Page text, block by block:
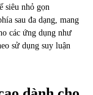
siêu nhỏ gọn
sau đa dạng, mang
các ứng dụng như
sử dụng suy luận